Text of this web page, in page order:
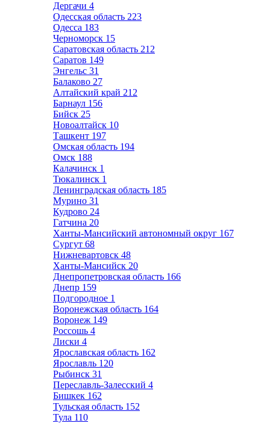
Дергачи 4
Одесская область 223
Одесса 183
Черноморск 15
Саратовская область 212
Саратов 149
Энгельс 31
Балаково 27
Алтайский край 212
Барнаул 156
Бийск 25
Новоалтайск 10
Ташкент 197
Омская область 194
Омск 188
Калачинск 1
Тюкалинск 1
Ленинградская область 185
Мурино 31
Кудрово 24
Гатчина 20
Ханты-Мансийский автономный округ 167
Сургут 68
Нижневартовск 48
Ханты-Мансийск 20
Днепропетровская область 166
Днепр 159
Подгородное 1
Воронежская область 164
Воронеж 149
Россошь 4
Лиски 4
Ярославская область 162
Ярославль 120
Рыбинск 31
Переславль-Залесский 4
Бишкек 162
Тульская область 152
Тула 110